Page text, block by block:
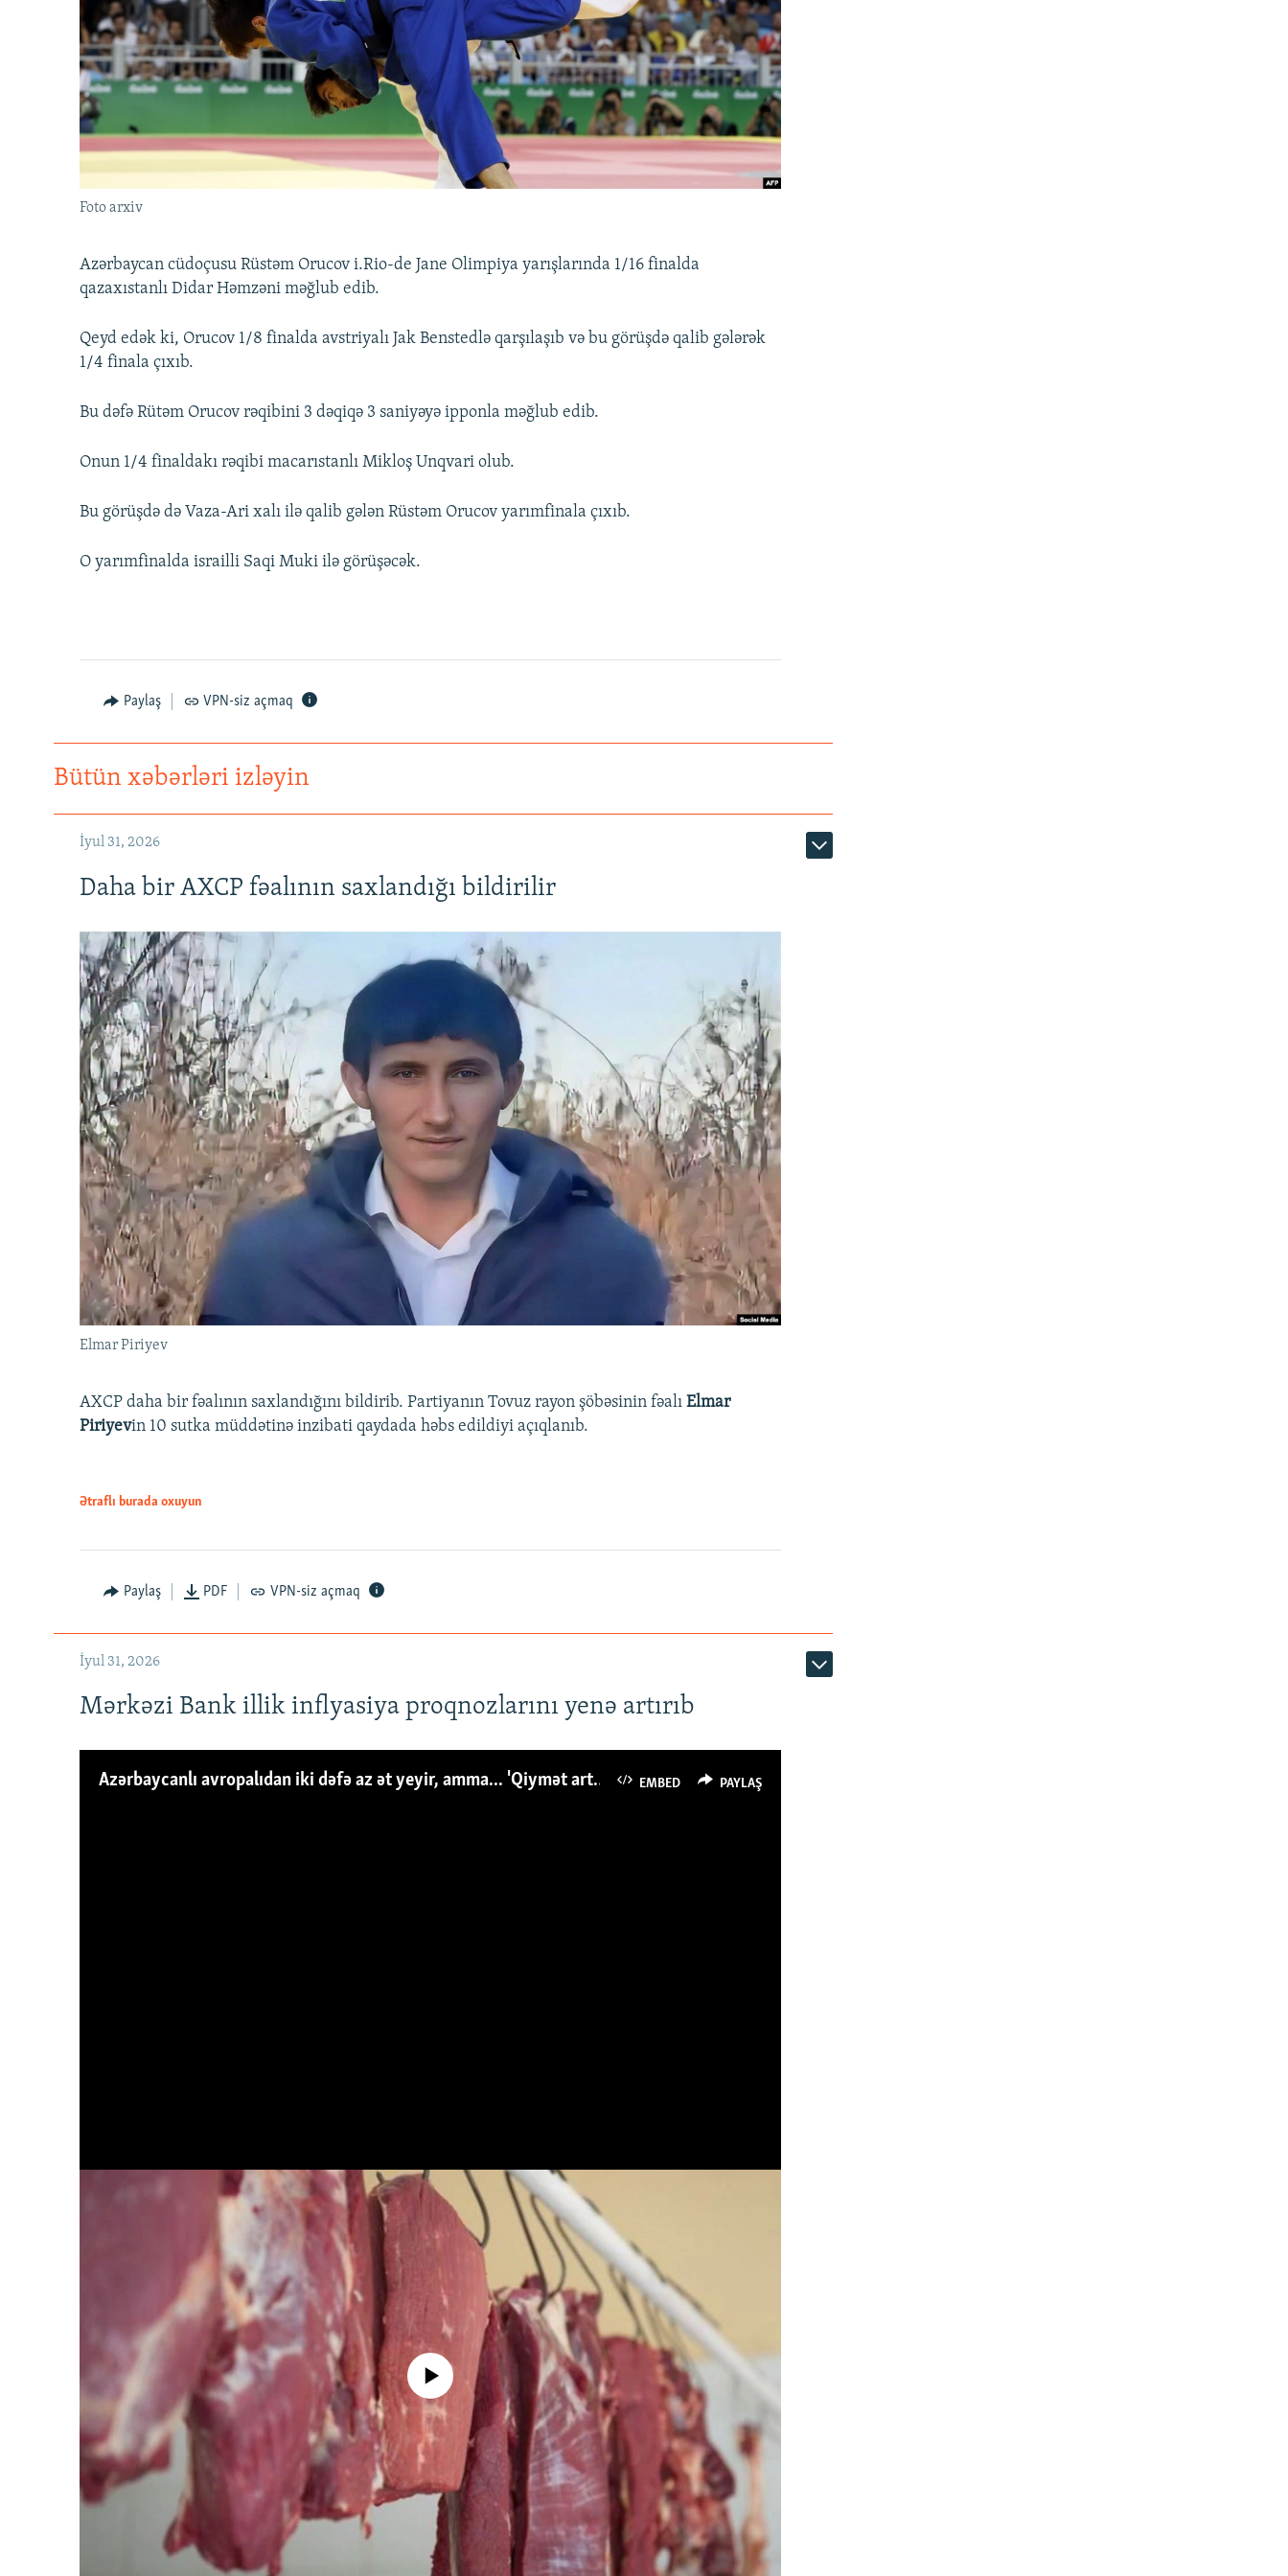
KARIKATURA
İSLAM VƏ DEMOKRATIYA
İZ - MƏDƏNIYYƏT PROQRAMI
PEŞƏ ETIKASI VƏ JURNALISTIKA
STANDARTLARIMIZ
MATERIALLARIMIZDAN ISTIFADƏ
AZADLIQRADIOSU MOBIL TELEFONUNUZDA
Foto arxiv
Azərbaycan cüdoçusu Rüstəm Orucov i.Rio-de Jane Olimpiya yarışlarında 1/16 finalda
qazaxıstanlı Didar Həmzəni məğlub edib.
Qeyd edək ki, Orucov 1/8 finalda avstriyalı Jak Benstedlə qarşılaşıb və bu görüşdə qalib gələrək
1/4 finala çıxıb.
Bu dəfə Rütəm Orucov rəqibini 3 dəqiqə 3 saniyəyə ipponla məğlub edib.
Onun 1/4 finaldakı rəqibi macarıstanlı Mikloş Unqvari olub.
Bu görüşdə də Vaza-Ari xalı ilə qalib gələn Rüstəm Orucov yarımfinala çıxıb.
O yarımfinalda israilli Saqi Muki ilə görüşəcək.
Paylaş VPN-siz açmaq
Bütün xəbərləri izləyin
İyul 31, 2026
Daha bir AXCP fəalının saxlandığı bildirilir
Elmar Piriyev
AXCP daha bir fəalının saxlandığını bildirib. Partiyanın Tovuz rayon şöbəsinin fəalı Elmar
Piriyevin 10 sutka müddətinə inzibati qaydada həbs edildiyi açıqlanıb.
Ətraflı burada oxuyun
Paylaş PDF VPN-siz açmaq
İyul 31, 2026
Mərkəzi Bank illik inflyasiya proqnozlarını yenə artırıb
EMBED PAYLAŞ
Azərbaycanlı avropalıdan iki dəfə az ət yeyir, amma... 'Qiymət artımı qaçılmazdır'
No media source currently available